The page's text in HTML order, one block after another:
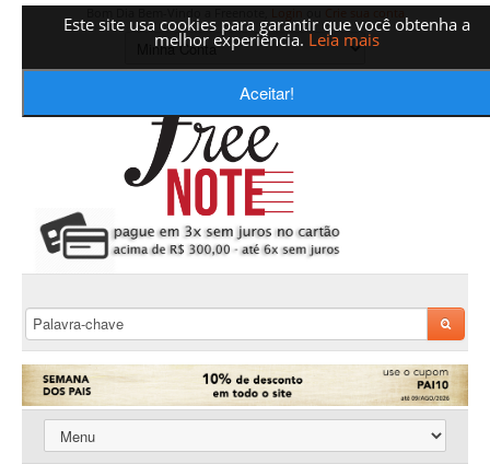
Este site usa cookies para garantir que você obtenha a
melhor experiência. Leia mais
Aceitar!